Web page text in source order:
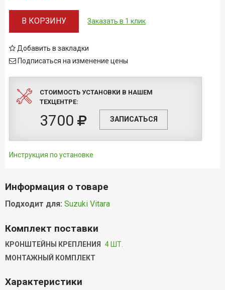
В КОРЗИНУ Заказать в 1 клик
Добавить в закладки
Подписаться на изменение цены
СТОИМОСТЬ УСТАНОВКИ В НАШЕМ
ТЕХЦЕНТРЕ:
3700 ЗАПИСАТЬСЯ
Инструкция по установке
Информация о товаре
Подходит для: Suzuki Vitara
Комплект поставки
КРОНШТЕЙНЫ КРЕПЛЕНИЯ
4 ШТ.
МОНТАЖНЫЙ КОМПЛЕКТ
Характеристики